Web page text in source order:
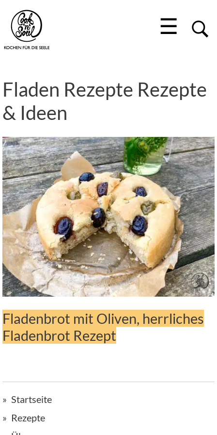
☰
Fladen Rezepte Rezepte
& Ideen
Fladenbrot mit Oliven, herrliches
Fladenbrot Rezept
Startseite
Rezepte